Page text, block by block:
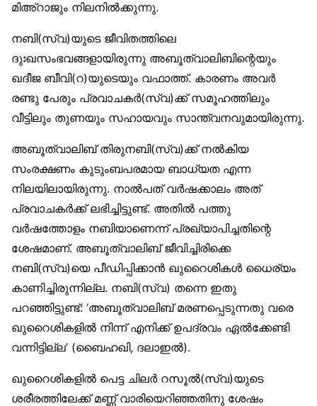
മിഅ്‌റാജും നിലനിൽക്കുന്നു.
നബി(സ്വ)യുടെ ജീവിതത്തിലെ
ദുഃഖസംഭവങ്ങളായിരുന്നു അബൂത്വാലിബിന്റെയും
ഖദീജ ബീവി(റ)യുടെയും വഫാത്ത്. കാരണം അവർ
രണ്ടു പേരും പ്രവാചകർ(സ്വ)ക്ക് സമൂഹത്തിലും
വീട്ടിലും തുണയും സഹായവും സാന്ത്വനവുമായിരുന്നു.
അബൂത്വാലിബ് തിരുനബി(സ്വ)ക്ക് നൽകിയ
സംരക്ഷണം കുടുംബപരമായ ബാധ്യത എന്ന
നിലയിലായിരുന്നു. നാൽപത് വർഷക്കാലം അത്
പ്രവാചകർക്ക് ലഭിച്ചിട്ടുണ്ട്. അതിൽ പത്തു
വർഷത്തോളം നബിയാണെന്ന് പ്രഖ്യാപിച്ചതിന്റെ
ശേഷമാണ്. അബൂത്വാലിബ് ജീവിച്ചിരിക്കെ
നബി(സ്വ)യെ പീഡിപ്പിക്കാൻ ഖുറൈശികൾ ധൈര്യം
കാണിച്ചിരുന്നില്ല. നബി(സ്വ) തന്നെ ഇതു
പറഞ്ഞിട്ടുണ്ട്: ‘അബൂത്വാലിബ് മരണപ്പെടുന്നതു വരെ
ഖുറൈശികളിൽ നിന്ന് എനിക്ക് ഉപദ്രവം ഏൽക്കേണ്ടി
വന്നിട്ടില്ല’ (ബൈഹഖി, ദലാഇൽ).
ഖുറൈശികളിൽ പെട്ട ചിലർ റസൂൽ(സ്വ)യുടെ
ശരീരത്തിലേക്ക് മണ്ണ് വാരിയെറിഞ്ഞതിനു ശേഷം